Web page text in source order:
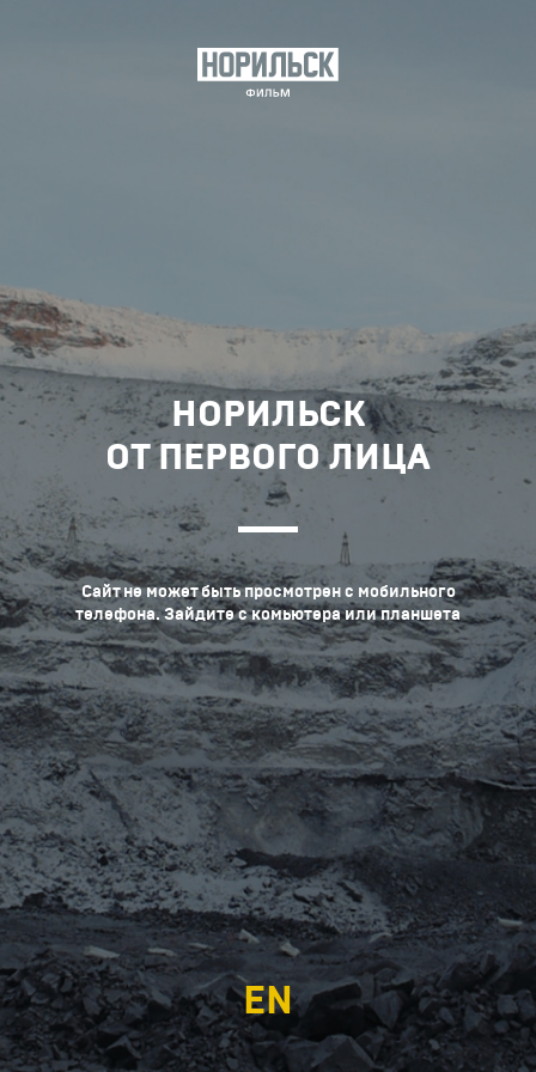
НОРИЛЬСК
ОТ ПЕРВОГО ЛИЦА
Сайт не может быть просмотрен с мобильного
телефона. Зайдите с комьютера или планшета
EN